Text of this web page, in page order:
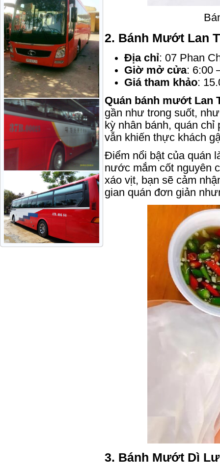
2. Bánh Mướt Lan
Địa chỉ: 07 Phan
Giờ mở cửa: 6:00
Giá tham khảo:
Quán bánh mướt Lan
gần như trong suốt,
kỳ nhân bánh, quán
vẫn khiến thực khách
Điểm nổi bật của quán
nước mắm cốt nguyên
xáo vịt, bạn sẽ cảm
gian quán đơn giản
3. Bánh Mướt Dì